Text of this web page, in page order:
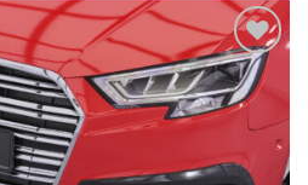
Ajouter
wishlist